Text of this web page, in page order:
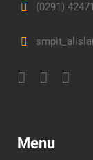
(0291)
Menu